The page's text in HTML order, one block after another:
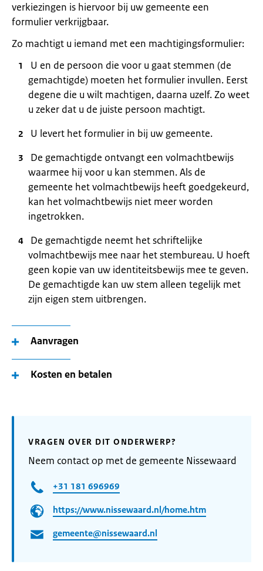
verkiezingen is hiervoor bij uw gemeente een
formulier verkrijgbaar.
Zo machtigt u iemand met een machtigingsformulier:
U en de persoon die voor u gaat stemmen (de
gemachtigde) moeten het formulier invullen. Eerst
degene die u wilt machtigen, daarna uzelf. Zo weet
u zeker dat u de juiste persoon machtigt.
U levert het formulier in bij uw gemeente.
De gemachtigde ontvangt een volmachtbewijs
waarmee hij voor u kan stemmen. Als de
gemeente het volmachtbewijs heeft goedgekeurd,
kan het volmachtbewijs niet meer worden
ingetrokken.
De gemachtigde neemt het schriftelijke
volmachtbewijs mee naar het stembureau. U hoeft
geen kopie van uw identiteitsbewijs mee te geven.
De gemachtigde kan uw stem alleen tegelijk met
zijn eigen stem uitbrengen.
Aanvragen
Kosten en betalen
VRAGEN OVER DIT ONDERWERP?
Neem contact op met de gemeente Nissewaard
+31 181 696969
https://www.nissewaard.nl/home.htm
gemeente@nissewaard.nl